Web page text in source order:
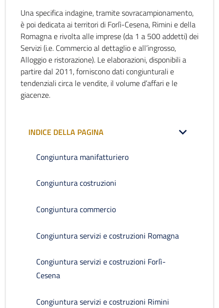
Una specifica indagine, tramite sovracampionamento,
è poi dedicata ai territori di Forlì-Cesena, Rimini e della
Romagna e rivolta alle imprese (da 1 a 500 addetti) dei
Servizi (i.e. Commercio al dettaglio e all’ingrosso,
Alloggio e ristorazione). Le elaborazioni, disponibili a
partire dal 2011, forniscono dati congiunturali e
tendenziali circa le vendite, il volume d’affari e le
giacenze.
INDICE DELLA PAGINA
Congiuntura manifatturiero
Congiuntura costruzioni
Congiuntura commercio
Congiuntura servizi e costruzioni Romagna
Congiuntura servizi e costruzioni Forlì-
Cesena
Congiuntura servizi e costruzioni Rimini